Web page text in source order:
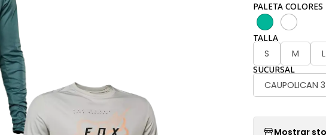
PALETA COLORES
TALLA
S M L
SUCURSAL
CAUPOLICAN
Mostrar